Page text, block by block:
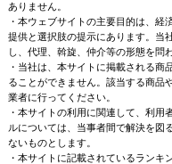
ありません。
・本ウェブサイトの主要目的は、経
提供と選択肢の提示にあります。当
し、代理、斡旋、仲介等の形態を問
・当社は、本サイトに掲載される
ることができません。該当する商品
業者に行ってください。
・本サイトの利用に関連して、利
ルについては、当事者間で解決を図
ないものとします。
・本サイトに記載されているランキ